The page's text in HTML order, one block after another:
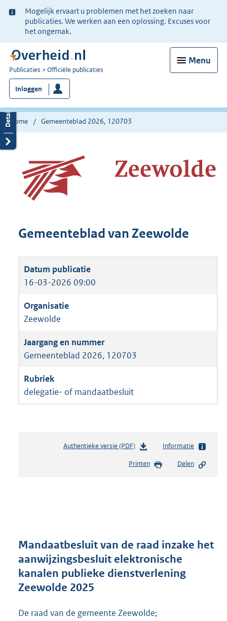
Ter
informatie:
Mogelijk ervaart u problemen met het zoeken naar
publicaties. We werken aan een oplossing. Excuses voor
het ongemak.
Menu
U
bent
nu
hier:
Publicaties Officiële publicaties
Inloggen
Home Gemeenteblad 2026, 120703
Gemeenteblad van Zeewolde
16-03-2026 09:00
Zeewolde
Gemeenteblad 2026, 120703
delegatie- of mandaatbesluit
Authentieke versie (PDF)b
s
r
o
t
4
Informatie
Printen Delen
Mandaatbesluit van de raad inzake het
aanwijzingsbesluit elektronische
kanalen publieke dienstverlening
Zeewolde 2025
De raad van de gemeente Zeewolde;